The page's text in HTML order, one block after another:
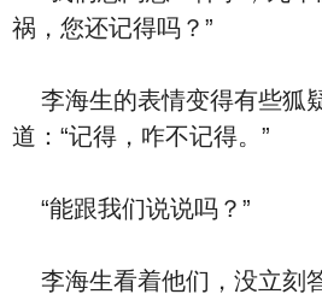
祸，您还记得吗？”
李海生的表情变得有些狐
道：“记得，咋不记得。”
“能跟我们说说吗？”
李海生看着他们，没立刻